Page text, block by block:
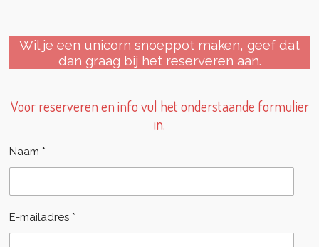
Wil je een unicorn snoeppot maken, geef dat
dan graag bij het reserveren aan.
Voor reserveren en info vul het onderstaande formulier
in.
Naam *
E-mailadres *